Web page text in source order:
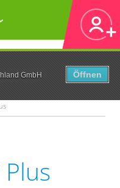
GmbH
Öffnen
Plus